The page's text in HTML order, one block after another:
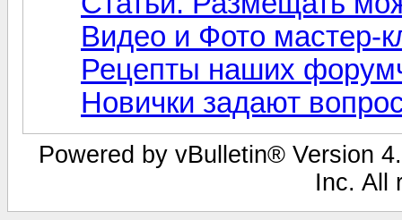
Видео и Фото мастер-
Рецепты наших
Новички задают
Powered by vBulletin® Version
Inc. All